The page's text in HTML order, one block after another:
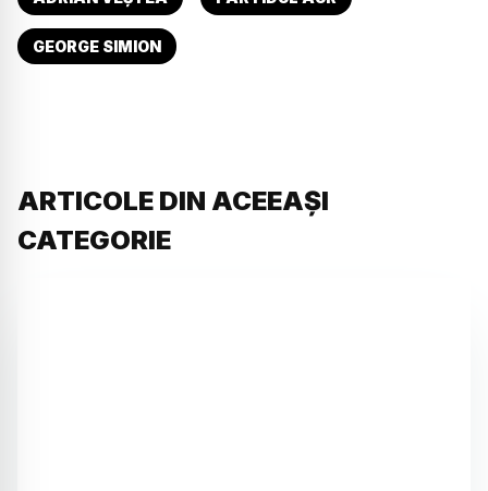
GEORGE SIMION
ARTICOLE DIN ACEEAȘI
CATEGORIE